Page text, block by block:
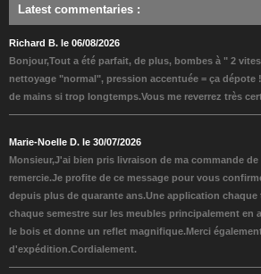
Latest commentaries :
Richard B. le 06/08/2026
Bonjour,Tout a été parfait, de plus, bombes à " 2
nettoyage "normal", pression accentuée = ça
de mains si trop longtemps.Vous me reverrez très
Marie-Noelle D. le 30/07/2026
Monsieur,J'ai bien pris livraison de ma commande de
remercie.Je profite de ce message pour vous
depuis plus de quarante ans.Une application
chaque semestre sur les meubles principalement en
le bois et donne un reflet magnifique.Merci
d'expédition.Cordialement.